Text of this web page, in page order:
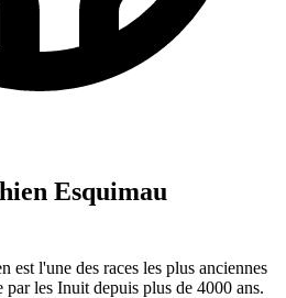
Esquimau
est l'une des races les plus anciennes
les Inuit depuis plus de 4000 ans.